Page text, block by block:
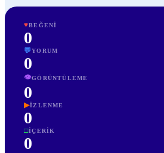
♥BEĞENI
0
💬YORUM
0
👁GÖRÜNTÜLEME
0
▶İZLENME
0
□İÇERIK
0